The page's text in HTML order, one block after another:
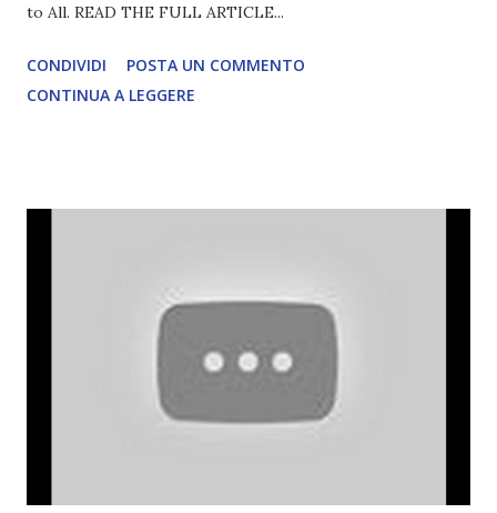
to All. READ THE FULL ARTICLE...
CONDIVIDI
POSTA UN COMMENTO
CONTINUA A LEGGERE